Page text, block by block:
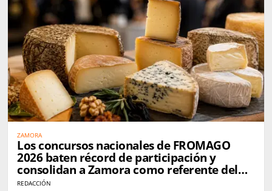
ZAMORA
Los concursos nacionales de FROMAGO
2026 baten récord de participación y
consolidan a Zamora como referente del
queso en España
REDACCIÓN